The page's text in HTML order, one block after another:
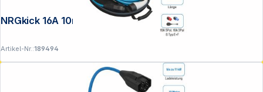
NRGkick 16A 10m Set Optimal
Artikel-Nr.:189494